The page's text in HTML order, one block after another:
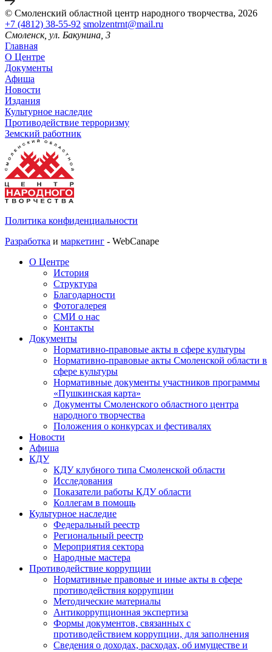
© Смоленский областной центр народного творчества, 2026
+7 (4812) 38-55-92 smolzentrnt@mail.ru
Смоленск, ул. Бакунина, 3
Главная
О Центре
Документы
Афиша
Новости
Издания
Культурное наследие
Противодействие терроризму
Земский работник
Политика конфиденциальности
Разработка и маркетинг - WebCanape
О Центре
История
Структура
Благодарности
Фотогалерея
СМИ о нас
Контакты
Документы
Нормативно-правовые акты в сфере культуры
Нормативно-правовые акты Смоленской области в
сфере культуры
Нормативные документы участников программы
«Пушкинская карта»
Документы Смоленского областного центра
народного творчества
Положения о конкурсах и фестивалях
Новости
Афиша
КДУ
КДУ клубного типа Смоленской области
Исследования
Показатели работы КДУ области
Коллегам в помощь
Культурное наследие
Федеральный реестр
Региональный реестр
Мероприятия сектора
Народные мастера
Противодействие коррупции
Нормативные правовые и иные акты в сфере
противодействия коррупции
Методические материалы
Антикоррупционная экспертиза
Формы документов, связанных с
противодействием коррупции, для заполнения
Сведения о доходах, расходах, об имуществе и